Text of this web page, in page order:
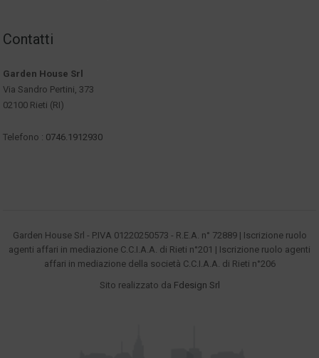
Contatti
Garden House Srl
Via Sandro Pertini, 373
02100 Rieti (RI)
Telefono : 0746.1912930
Garden House Srl - P.IVA 01220250573 - R.E.A. n° 72889 | Iscrizione ruolo
agenti affari in mediazione C.C.I.A.A. di Rieti n°201 | Iscrizione ruolo agenti
affari in mediazione della società C.C.I.A.A. di Rieti n°206
Sito realizzato da Fdesign Srl